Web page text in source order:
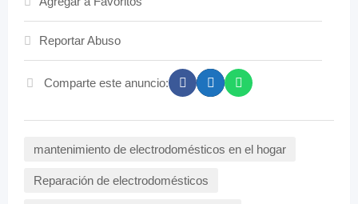
Reportar Abuso
Comparte este anuncio:
mantenimiento de electrodomésticos en el hogar
Reparación de electrodomésticos